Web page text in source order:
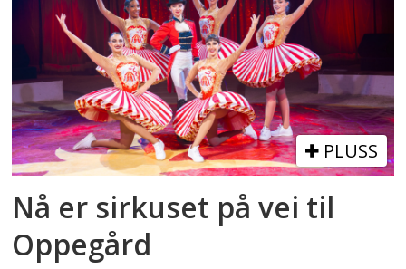
PLUSS
Nå er sirkuset på vei til
Oppegård